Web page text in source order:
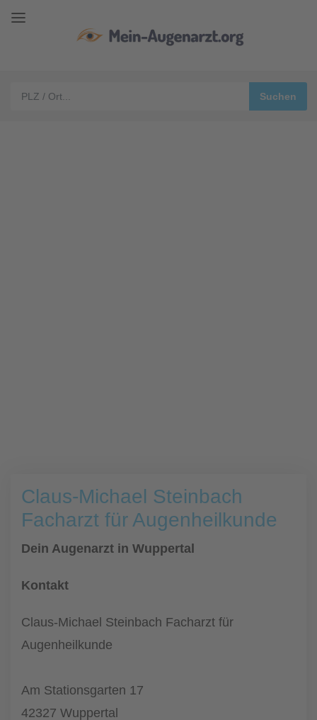
Claus-Michael Steinbach
Facharzt für Augenheilkunde
Dein Augenarzt in Wuppertal
Kontakt
Claus-Michael Steinbach Facharzt für
Augenheilkunde
Am Stationsgarten 17
42327 Wuppertal